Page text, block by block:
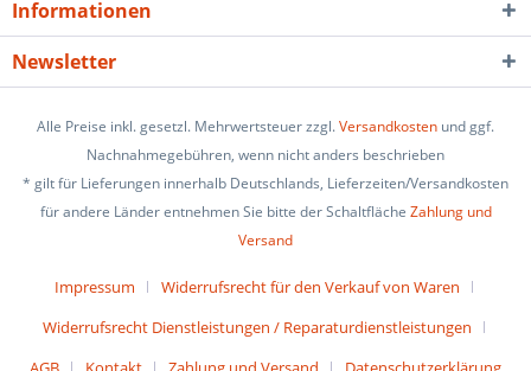
Informationen
Newsletter
Alle Preise inkl. gesetzl. Mehrwertsteuer zzgl.Versandkosten und ggf.
Nachnahmegebühren, wenn nicht anders beschrieben
* gilt für Lieferungen innerhalb Deutschlands, Lieferzeiten/Versandkosten
für andere Länder entnehmen Sie bitte der Schaltfläche Zahlung und
Versand
Impressum
Widerrufsrecht für den Verkauf von Waren
Widerrufsrecht Dienstleistungen / Reparaturdienstleistungen